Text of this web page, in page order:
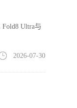
Ultra与
2026-07-30